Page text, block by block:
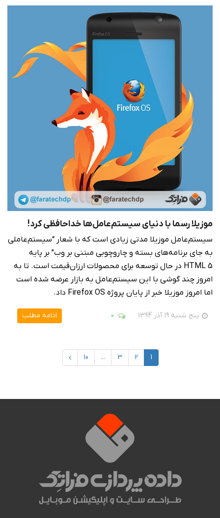
موزیلا رسما با دنیای سیستم‌عامل‌ها خداحافظی کرد!
سیستم‌عامل موزیلا مدتی زیادی است که با شعار “سیستم‌عاملی
به جای برنامه‌های بسته و چاروچوبی مبتنی بر وب” بر پایه
HTML 5 در حال توسعه برای محصولات ارزان‌قیمت است. تا به
امروز چند گوشی با این سیستم‌عامل به بازار عرضه شده است
اما امروز موزیلا خبر از پایان پروژه‌ Firefox OS داد.
پنج شنبه 19 آذر 1394 0 ادامه مطلب
1
2
3
...
10